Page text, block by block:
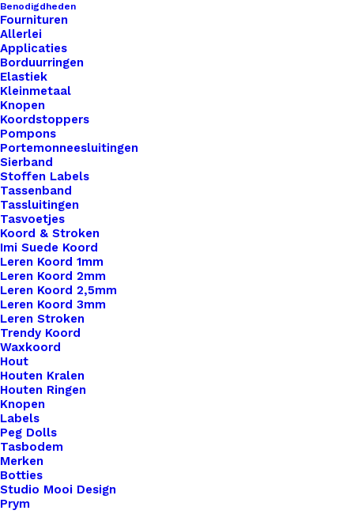
Benodigdheden
Fournituren
Allerlei
Applicaties
Borduurringen
Elastiek
Kleinmetaal
Knopen
Koordstoppers
Pompons
Portemonneesluitingen
Sierband
Stoffen Labels
Tassenband
Tassluitingen
Tasvoetjes
Koord & Stroken
Imi Suede Koord
Leren Koord 1mm
Leren Koord 2mm
Leren Koord 2,5mm
Leren Koord 3mm
Leren Stroken
Trendy Koord
Waxkoord
Hout
Houten Kralen
Houten Ringen
Knopen
Labels
Peg Dolls
Tasbodem
Merken
Botties
Studio Mooi Design
Prym
€3,00